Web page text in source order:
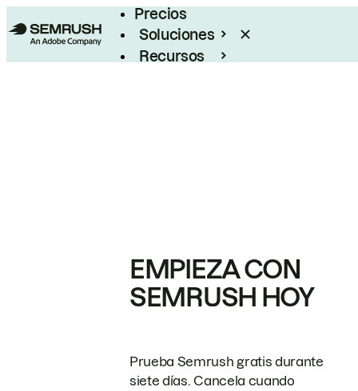
Precios
Soluciones
Recursos
EMPIEZA CON
SEMRUSH HOY
Prueba Semrush gratis durante
siete días. Cancela cuando